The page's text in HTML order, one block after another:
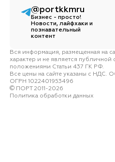
Вся информация, размещенная на
характер и не является
положениями Статьи 437 ГК РФ.
Все цены на сайте указаны с
ОГРН 1022401953496
ПОРТ 2011-2026
Политика обработки данных
@portkkmru
Бизнес - просто!
Новости, лайфхаки и
познавательный
контент